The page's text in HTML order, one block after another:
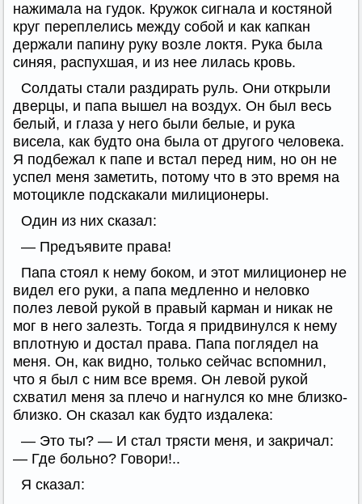
нажимала на гудок. Кружок сигнала и костяной
круг переплелись между собой и как капкан
держали папину руку возле локтя. Рука была
синяя, распухшая, и из нее лилась кровь.
Солдаты стали раздирать руль. Они открыли
дверцы, и папа вышел на воздух. Он был весь
белый, и глаза у него были белые, и рука
висела, как будто она была от другого человека.
Я подбежал к папе и встал перед ним, но он не
успел меня заметить, потому что в это время на
мотоцикле подскакали милиционеры.
Один из них сказал:
— Предъявите права!
Папа стоял к нему боком, и этот милиционер не
видел его руки, а папа медленно и неловко
полез левой рукой в правый карман и никак не
мог в него залезть. Тогда я придвинулся к нему
вплотную и достал права. Папа поглядел на
меня. Он, как видно, только сейчас вспомнил,
что я был с ним все время. Он левой рукой
схватил меня за плечо и нагнулся ко мне близко-
близко. Он сказал как будто издалека:
— Это ты? — И стал трясти меня, и закричал:
— Где больно? Говори!..
Я сказал: